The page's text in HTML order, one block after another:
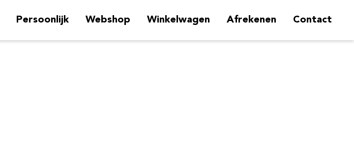
Persoonlijk Webshop Winkelwagen Afrekenen Contact